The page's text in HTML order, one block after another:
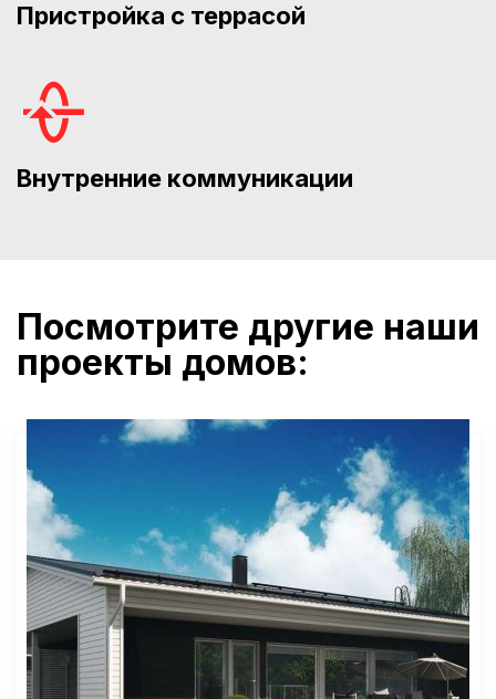
Пристройка с террасой
Внутренние коммуникации
Посмотрите другие наши
проекты домов: